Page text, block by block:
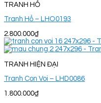
TRANH HỔ
Tranh Hổ – LHO0193
2.800.000₫
TRANH HIỆN ĐẠI
Tranh Con Voi – LHD0086
1.800.000₫